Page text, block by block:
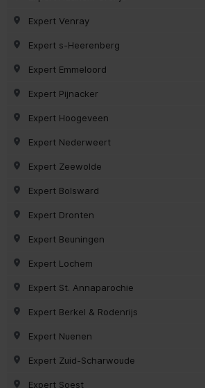
Expert Venray
Expert s-Heerenberg
Expert Emmeloord
Expert Pijnacker
Expert Hoogeveen
Expert Nederweert
Expert Zeewolde
Expert Bolsward
Expert Dronten
Expert Beuningen
Expert Lochem
Expert St. Annaparochie
Expert Berkel & Rodenrijs
Expert Nuenen
Expert Zuid-Scharwoude
Expert Soest